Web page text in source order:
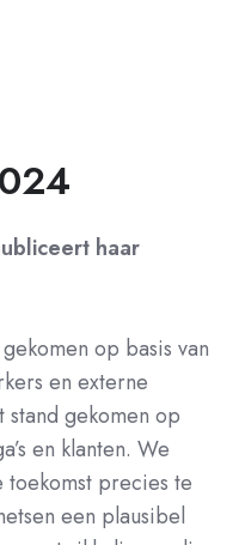
haar
op basis van
en externe
stand gekomen op
en klanten. We
precies te
een plausibel